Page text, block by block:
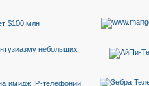
$100 млн.
небольших
имидж IP-телефонии